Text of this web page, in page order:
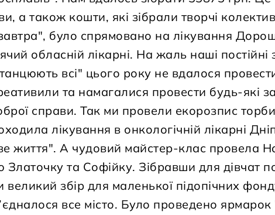
а також кошти, які зібрали творчі
було спрямовано на лікування
обласній лікарні. На жаль наші постійні
всі" цього року не вдалося
та намагалися провести будь-які
справи. Так ми провели екорозпис
лікування в онкологічній лікарні
життя". А чудовий майстер-клас провела
Златочку та Софійку. Зібравши для дівчат
збір для маленької підопічних
все місто. Було проведено